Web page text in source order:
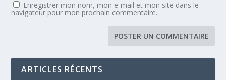
Enregistrer mon nom, mon e-mail et mon site dans le
navigateur pour mon prochain commentaire.
ARTICLES RÉCENTS